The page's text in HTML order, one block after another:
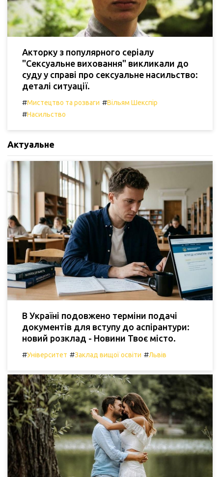
Акторку з популярного серіалу
"Сексуальне виховання" викликали до
суду у справі про сексуальне насильство:
деталі ситуації.
#Мистецтво та розваги #Вільям Шекспір
#Насильство
Актуальне
В Україні подовжено терміни подачі
документів для вступу до аспірантури:
новий розклад - Новини Твоє місто.
#Університет #Заклад вищої освіти #Львів